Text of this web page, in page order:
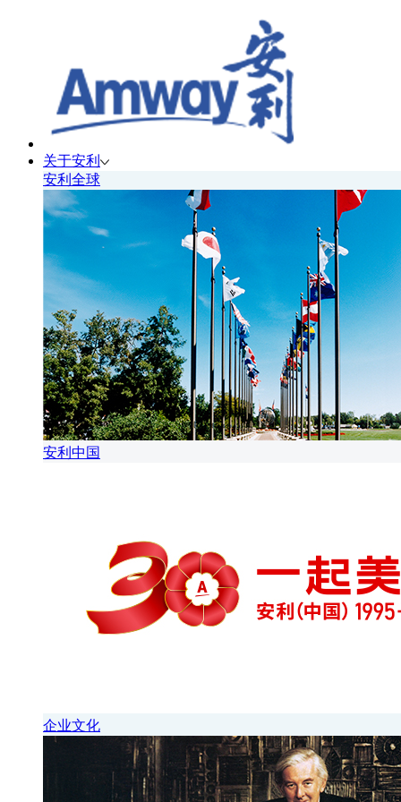
关于安利
安利全球
安利中国
企业文化